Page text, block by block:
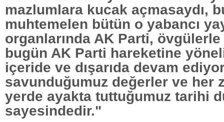
mazlumlara kucak açmasaydı,
muhtemelen bütün o yabancı
organlarında AK Parti, övgülerle
bugün AK Parti hareketine
içeride ve dışarıda devam
savunduğumuz değerler ve her
yerde ayakta tuttuğumuz tarihi
sayesindedir."